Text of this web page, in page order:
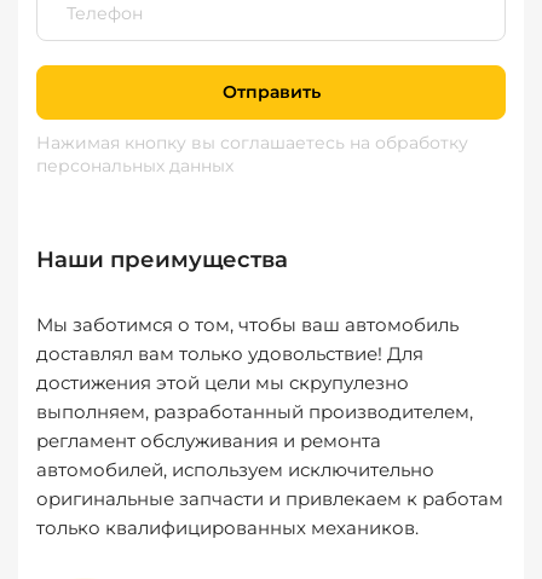
Отправить
Нажимая кнопку вы соглашаетесь на обработку
персональных данных
Наши преимущества
Мы заботимся о том, чтобы ваш автомобиль
доставлял вам только удовольствие! Для
достижения этой цели мы скрупулезно
выполняем, разработанный производителем,
регламент обслуживания и ремонта
автомобилей, используем исключительно
оригинальные запчасти и привлекаем к работам
только квалифицированных механиков.